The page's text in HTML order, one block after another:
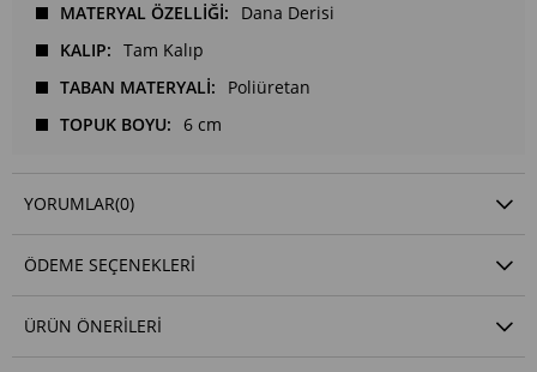
MATERYAL ÖZELLİĞİ
Dana Derisi
KALIP
Tam Kalıp
TABAN MATERYALİ
Poliüretan
TOPUK BOYU
6 cm
YORUMLAR(0)
ÖDEME SEÇENEKLERI
ÜRÜN ÖNERILERI